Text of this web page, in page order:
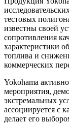
тестовых
известны своей
сопротивления
характеристики
топлива и
коммерческих
Yokohama
мероприятия,
экстремальных
ассоциируется с
делает его